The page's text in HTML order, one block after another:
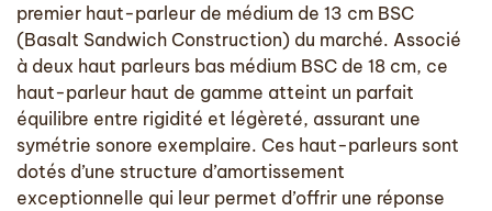
premier haut-parleur de médium de 13 cm BSC
(Basalt Sandwich Construction) du marché. Associé
à deux haut parleurs bas médium BSC de 18 cm, ce
haut-parleur haut de gamme atteint un parfait
équilibre entre rigidité et légèreté, assurant une
symétrie sonore exemplaire. Ces haut-parleurs sont
dotés d’une structure d’amortissement
exceptionnelle qui leur permet d’offrir une réponse